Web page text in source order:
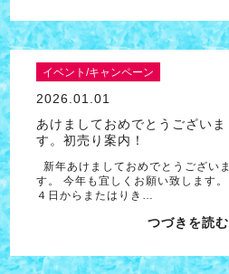
イベント/キャンペーン
2026.01.01
あけましておめでとうございま
す。初売り案内！
新年あけましておめでとうございま
す。 今年も宜しくお願い致します。
４日からまたはりき…
つづきを読む